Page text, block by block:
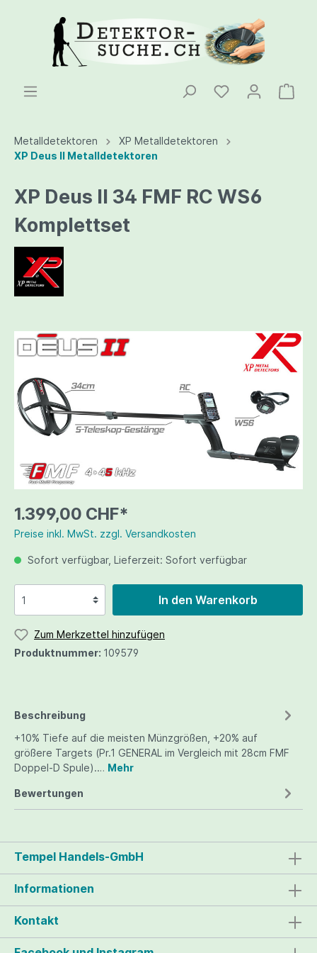
Metalldetektoren
XP Metalldetektoren
XP Deus II Metalldetektoren
XP Deus II 34 FMF RC WS6
Komplettset
1.399,00 CHF*
Preise inkl. MwSt. zzgl. Versandkosten
Sofort verfügbar, Lieferzeit: Sofort verfügbar
In den Warenkorb
Zum Merkzettel hinzufügen
Produktnummer: 109579
Beschreibung
+10% Tiefe auf die meisten Münzgrößen, +20% auf
größere Targets (Pr.1 GENERAL im Vergleich mit 28cm FMF
Doppel-D Spule).… Mehr
Bewertungen
Tempel Handels-GmbH
Informationen
Kontakt